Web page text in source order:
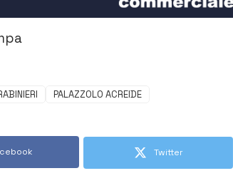
PALAZZOLO ACREIDE
Twitter